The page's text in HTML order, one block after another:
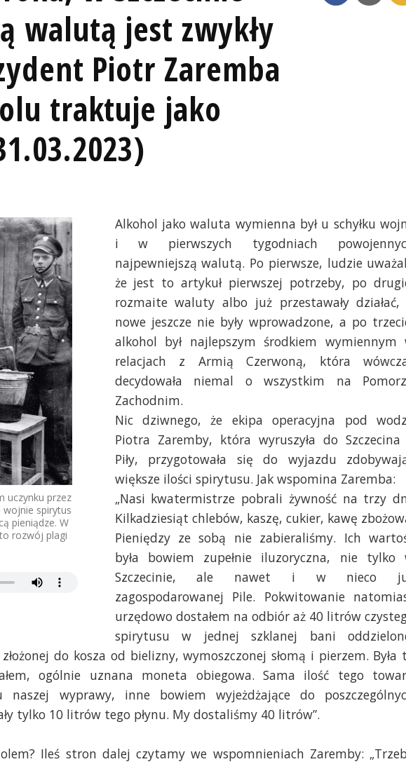
walutą jest zwykły
Piotr Zaremba
traktuje jako
uczynku przez
wojnie spirytus
pieniądze. W
rozwój plagi
Alkohol jako waluta wymienna był u schyłku
i w pierwszych tygodniach
najpewniejszą walutą. Po pierwsze, ludzie
że jest to artykuł pierwszej potrzeby, po
rozmaite waluty albo już przestawały działać,
nowe jeszcze nie były wprowadzone, a po
alkohol był najlepszym środkiem wymiennym
relacjach z Armią Czerwoną, która
decydowała niemal o wszystkim na
Zachodnim.
Nic dziwnego, że ekipa operacyjna pod
Piotra Zaremby, która wyruszyła do Szczecina
Piły, przygotowała się do wyjazdu
większe ilości spirytusu. Jak wspomina Zaremba:
„Nasi kwatermistrze pobrali żywność na trzy
Kilkadziesiąt chlebów, kaszę, cukier, kawę
Pieniędzy ze sobą nie zabieraliśmy. Ich
była bowiem zupełnie iluzoryczna, nie tylko
Szczecinie, ale nawet i w nieco
zagospodarowanej Pile. Pokwitowanie
urzędowo dostałem na odbiór aż 40 litrów
spirytusu w jednej szklanej bani
do kosza od bielizny, wymoszczonej słomą i pierzem. Była
ogólnie uznana moneta obiegowa. Sama ilość tego
naszej wyprawy, inne bowiem wyjeżdżające do
tylko 10 litrów tego płynu. My dostaliśmy 40 litrów”.
Ileś stron dalej czytamy we wspomnieniach Zaremby: